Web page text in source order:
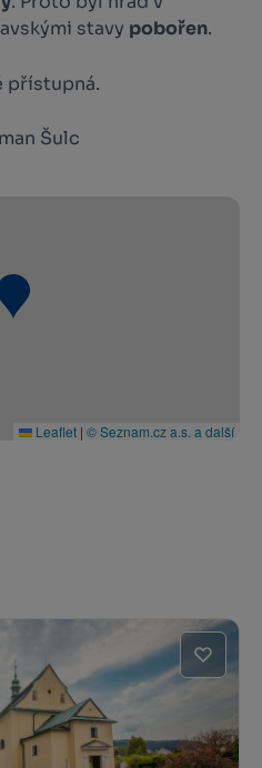
stavy pobořen.
přístupná.
Šulc
Leaflet | © Seznam.cz a.s. a další